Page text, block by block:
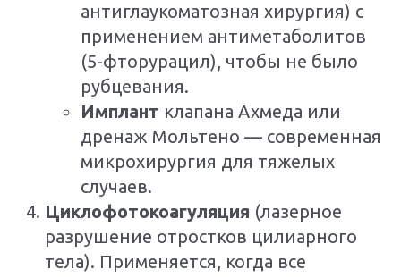
антиглаукоматозная хирургия) с
применением антиметаболитов
(5-фторурацил), чтобы не было
рубцевания.
Имплант клапана Ахмеда или
дренаж Мольтено — современная
микрохирургия для тяжелых
случаев.
Циклофотокоагуляция (лазерное
разрушение отростков цилиарного
тела). Применяется, когда все